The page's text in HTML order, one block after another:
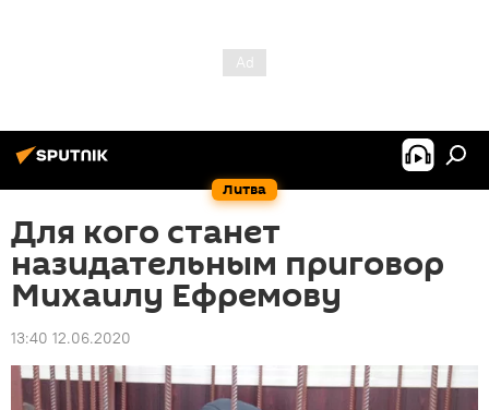
Литва
Для кого станет
назидательным приговор
Михаилу Ефремову
13:40 12.06.2020